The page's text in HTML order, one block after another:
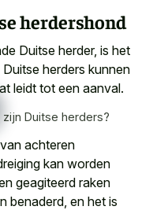
herdershond
Duitse herder, is het
herders kunnen
leidt tot een aanval.
Duitse herders?
achteren
kan worden
geagiteerd raken
benaderd, en het is